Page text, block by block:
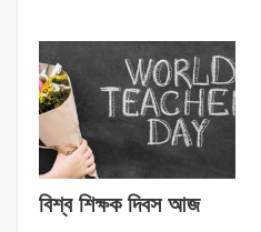
বিশ্ব শিক্ষক দিবস আজ